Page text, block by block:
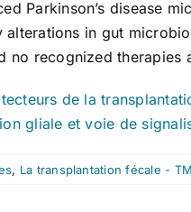
Parkinson’s disease
alterations in gut
no recognized
de la
gliale et voie de
, La transplantation fécale -